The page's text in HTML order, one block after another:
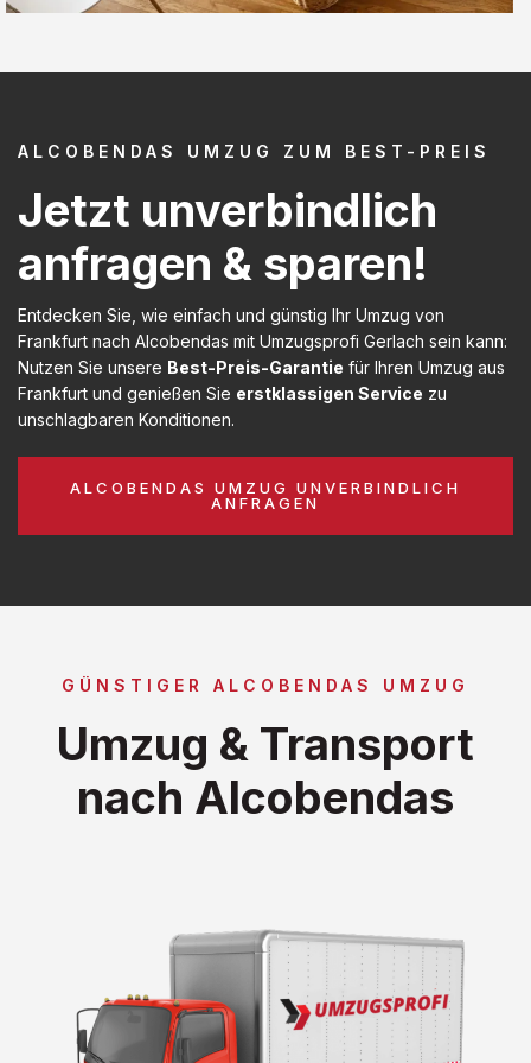
ALCOBENDAS UMZUG ZUM BEST-PREIS
Jetzt unverbindlich
anfragen & sparen!
Entdecken Sie, wie einfach und günstig Ihr Umzug von
Frankfurt nach Alcobendas mit Umzugsprofi Gerlach sein kann:
Nutzen Sie unsere Best-Preis-Garantie für Ihren Umzug aus
Frankfurt und genießen Sie erstklassigen Service zu
unschlagbaren Konditionen.
ALCOBENDAS UMZUG UNVERBINDLICH
ANFRAGEN
GÜNSTIGER ALCOBENDAS UMZUG
Umzug & Transport
nach Alcobendas